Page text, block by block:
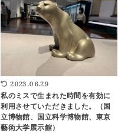
2023.06.29
私のミスで生まれた時間を有効に
利用させていただきました。（国
立博物館、国立科学博物館、東京
藝術大学展示館）